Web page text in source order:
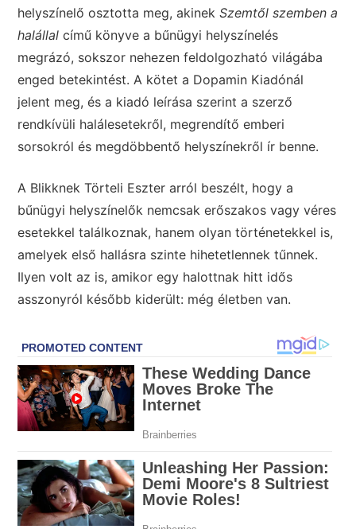
helyszínelő osztotta meg, akinekSzemtől szemben a
halállal című könyve a bűnügyi helyszínelés
megrázó, sokszor nehezen feldolgozható világába
enged betekintést. A kötet a Dopamin Kiadónál
jelent meg, és a kiadó leírása szerint a szerző
rendkívüli halálesetekről, megrendítő emberi
sorsokról és megdöbbentő helyszínekről ír benne.
A Blikknek Törteli Eszter arról beszélt, hogy a
bűnügyi helyszínelők nemcsak erőszakos vagy véres
esetekkel találkoznak, hanem olyan történetekkel is,
amelyek első hallásra szinte hihetetlennek tűnnek.
Ilyen volt az is, amikor egy halottnak hitt idős
asszonyról később kiderült: még életben van.